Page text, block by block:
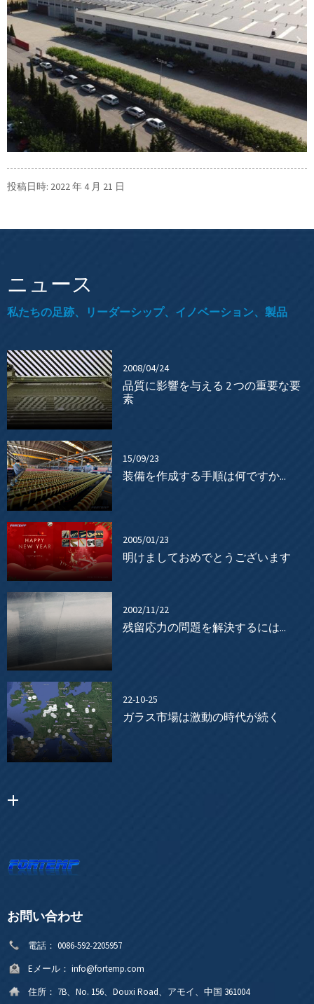
投稿日時: 2022 年 4 月 21 日
ニュース
私たちの足跡、リーダーシップ、イノベーション、製品
2008/04/24
品質に影響を与える 2 つの重要な要
素
15/09/23
装備を作成する手順は何ですか...
2005/01/23
明けましておめでとうございます
2002/11/22
残留応力の問題を解決するには...
22-10-25
ガラス市場は激動の時代が続く
お問い合わせ
電話： 0086-592-2205957
Eメール： info@fortemp.com
住所： 7B、No. 156、Douxi Road、アモイ、中国 361004